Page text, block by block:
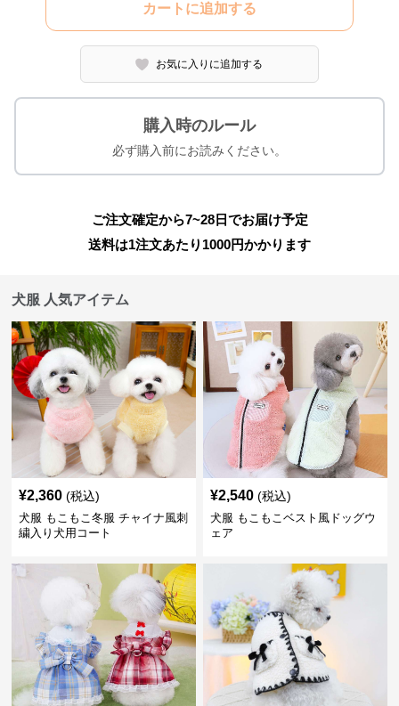
カートに追加する
お気に入りに追加する
購入時のルール
必ず購入前にお読みください。
ご注文確定から7~28日でお届け予定
送料は1注文あたり 1000円かかります
犬服 人気アイテム
¥2,360 (税込)
犬服 もこもこ冬服 チャイナ風刺
繍入り犬用コート
¥2,540 (税込)
犬服 もこもこベスト風ドッグウ
ェア